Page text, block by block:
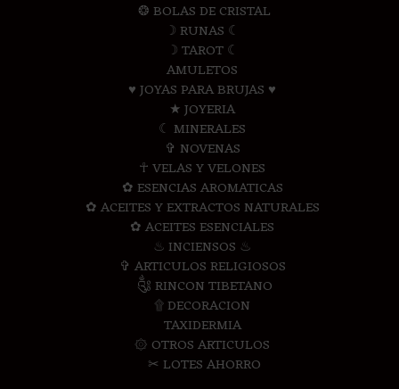
❂ BOLAS DE CRISTAL
☽ RUNAS ☾
☽ TAROT ☾
AMULETOS
♥ JOYAS PARA BRUJAS ♥
★ JOYERIA
☾ MINERALES
✞ NOVENAS
☥ VELAS Y VELONES
✿ ESENCIAS AROMATICAS
✿ ACEITES Y EXTRACTOS NATURALES
✿ ACEITES ESENCIALES
♨ INCIENSOS ♨
✞ ARTICULOS RELIGIOSOS
༃ RINCON TIBETANO
۩ DECORACION
TAXIDERMIA
۞ OTROS ARTICULOS
✂ LOTES AHORRO